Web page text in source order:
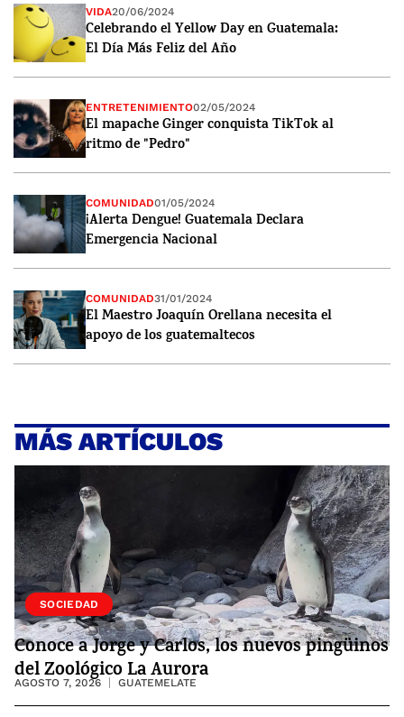
VIDA20/06/2024
Celebrando el Yellow Day en Guatemala:
El Día Más Feliz del Año
ENTRETENIMIENTO02/05/2024
El mapache Ginger conquista TikTok al
ritmo de "Pedro"
COMUNIDAD01/05/2024
¡Alerta Dengue! Guatemala Declara
Emergencia Nacional
COMUNIDAD31/01/2024
El Maestro Joaquín Orellana necesita el
apoyo de los guatemaltecos
MÁS ARTÍCULOS
VIDA
SOCIEDAD
Conoce a Jorge y Carlos, los nuevos pingüinos
del Zoológico La Aurora
AGOSTO 7, 2026 GUATEMELATE